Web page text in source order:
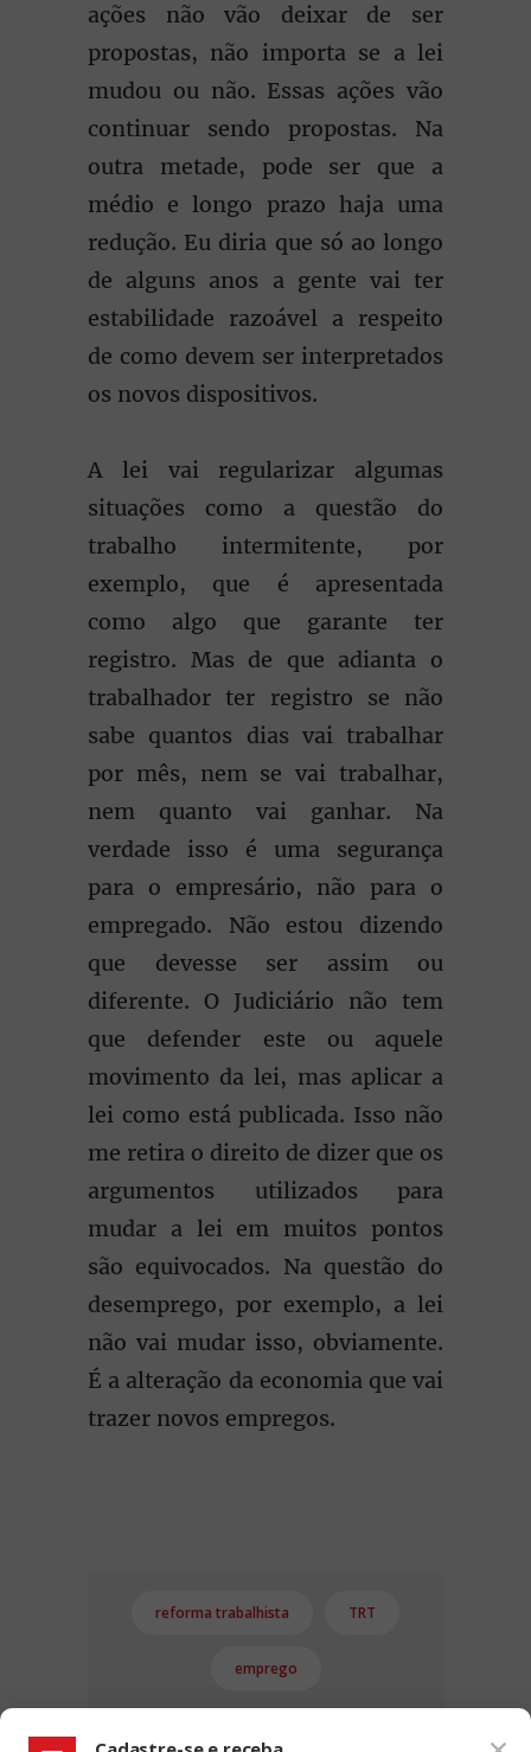
ações não vão deixar de ser
propostas, não importa se a lei
mudou ou não. Essas ações vão
continuar sendo propostas. Na
outra metade, pode ser que a
médio e longo prazo haja uma
redução. Eu diria que só ao longo
de alguns anos a gente vai ter
estabilidade razoável a respeito
de como devem ser interpretados
os novos dispositivos.
A lei vai regularizar algumas
situações como a questão do
trabalho intermitente, por
exemplo, que é apresentada
como algo que garante ter
registro. Mas de que adianta o
trabalhador ter registro se não
sabe quantos dias vai trabalhar
por mês, nem se vai trabalhar,
nem quanto vai ganhar. Na
verdade isso é uma segurança
para o empresário, não para o
empregado. Não estou dizendo
que devesse ser assim ou
diferente. O Judiciário não tem
que defender este ou aquele
movimento da lei, mas aplicar a
lei como está publicada. Isso não
me retira o direito de dizer que os
argumentos utilizados para
mudar a lei em muitos pontos
são equivocados. Na questão do
desemprego, por exemplo, a lei
não vai mudar isso, obviamente.
É a alteração da economia que vai
trazer novos empregos.
reforma trabalhista TRT
emprego